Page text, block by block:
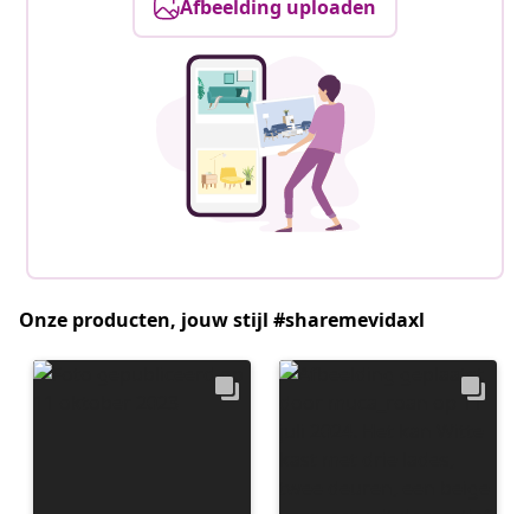
Afbeelding uploaden
Onze producten, jouw stijl #sharemevidaxl